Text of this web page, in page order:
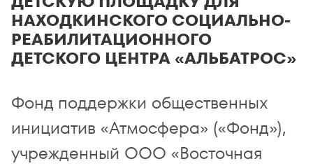
НАХОДКИНСКОГО СОЦИАЛЬНО-
РЕАБИЛИТАЦИОННОГО
ДЕТСКОГО ЦЕНТРА «АЛЬБАТРОС»
Фонд поддержки общественных
инициатив «Атмосфера» («Фонд»),
учрежденный ООО «Восточная